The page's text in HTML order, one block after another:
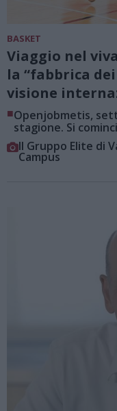
BASKET
Viaggio nel
la “fabbrica
visione
■Openjobmetis,
stagione. Si
Il Gruppo Elite di
Campus